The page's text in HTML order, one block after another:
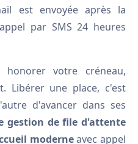
est envoyée après la
par SMS 24 heures
votre créneau,
Libérer une place, c'est
d'avancer dans ses
gestion de file d'attente
moderneavec appel